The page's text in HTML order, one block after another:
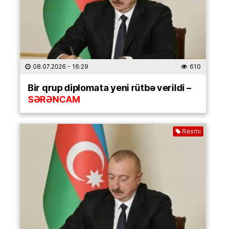
08.07.2026 - 16:29 610
Bir qrup diplomata yeni rütbə verildi –
SƏRƏNCAM
Rəsmi